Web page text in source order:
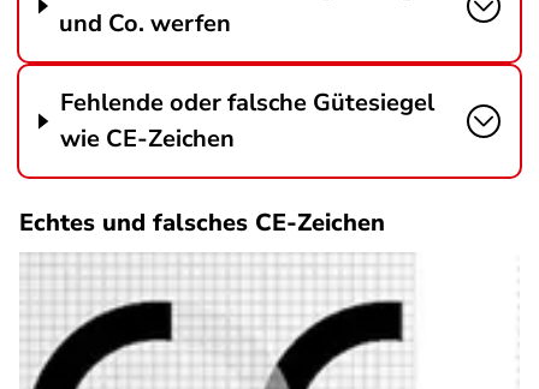
und Co. werfen
Fehlende oder falsche Gütesiegel
wie CE-Zeichen
Echtes und falsches CE-Zeichen